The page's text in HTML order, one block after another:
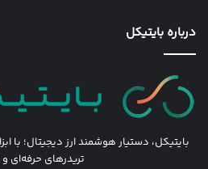
درباره بایتیکل
بایتیکل، دستیار هوشمند ارز دیجیتال؛ با
تریدرهای حرفه‌ای و